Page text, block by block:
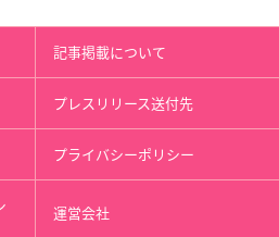
記事掲載について
プレスリリース送付先
プライバシーポリシー
運営会社